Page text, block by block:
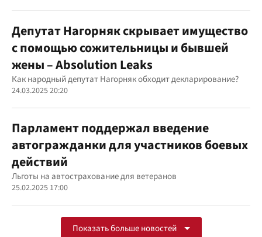
Депутат Нагорняк скрывает имущество
с помощью сожительницы и бывшей
жены – Absolution Leaks
Как народный депутат Нагорняк обходит декларирование?
24.03.2025 20:20
Парламент поддержал введение
автогражданки для участников боевых
действий
Льготы на автострахование для ветеранов
25.02.2025 17:00
Показать больше новостей